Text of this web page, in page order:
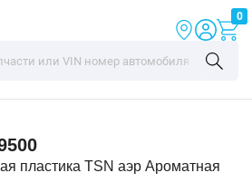
0
пластика TSN аэр Ароматная